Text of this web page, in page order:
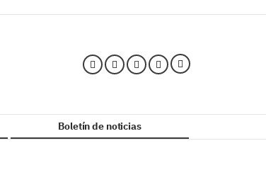
Boletín de noticias